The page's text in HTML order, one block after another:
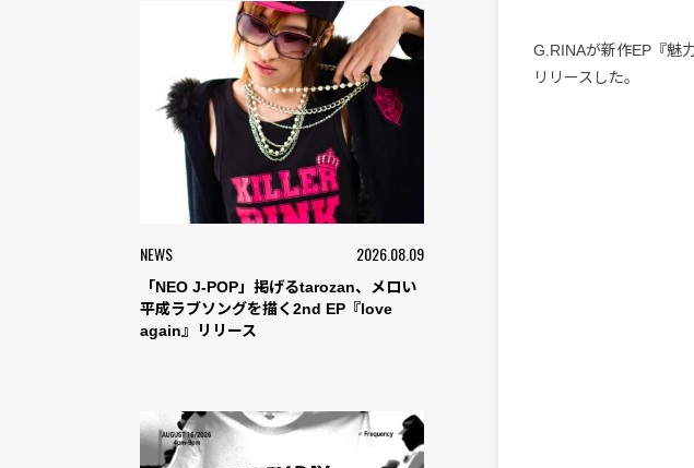
NEWS 2026.08.09
「NEO J-POP」掲げるtarozan、メロい
平成ラブソングを描く2nd EP『love
again』リリース
G.RINAが新作EP『魅
リリースした。